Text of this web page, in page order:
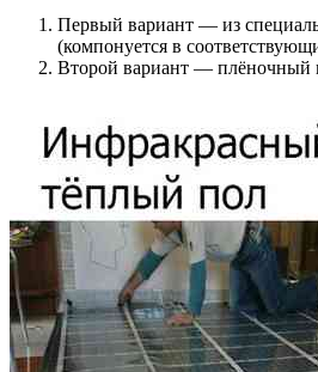
Первый вариант — из
(компонуется в
Второй вариант — плёночный